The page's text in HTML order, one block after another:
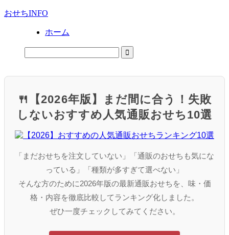
おせちINFO
ホーム
🍴【2026年版】まだ間に合う！失敗
しないおすすめ人気通販おせち10選
「まだおせちを注文していない」「通販のおせちも気にな
っている」「種類が多すぎて選べない」
そんな方のために2026年版の最新通販おせちを、味・価
格・内容を徹底比較してランキング化しました。
ぜひ一度チェックしてみてください。